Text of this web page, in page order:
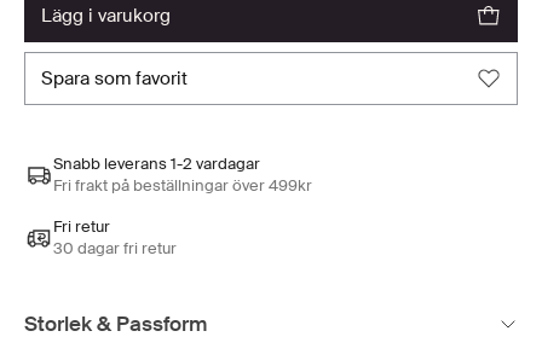
lägg i varukorg
spara som favorit
Snabb leverans 1-2 vardagar
Fri frakt på beställningar över 499kr
Fri retur
30 dagar fri retur
Storlek & Passform